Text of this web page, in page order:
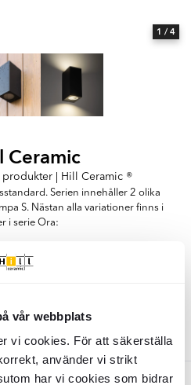
vår webbplats
vi cookies. För att säkerställa
använder vi strikt
har vi cookies som bidrar
Ceramic
| Hill Ceramic ®
Serien innehåller 2 olika
S. Nästan alla variationer finns i
i serie Ora:
1 / 4